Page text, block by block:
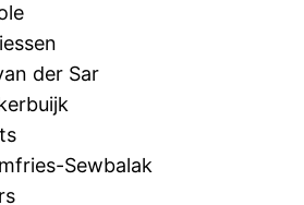
der Sar
Sewbalak